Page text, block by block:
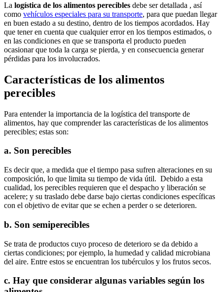
La logística de los alimentos perecibles debe ser detallada , así
como vehículos especiales para su transporte, para que puedan llegar
en buen estado a su destino, dentro de los tiempos acordados. Hay
que tener en cuenta que cualquier error en los tiempos estimados, o
en las condiciones en que se transporta el producto pueden
ocasionar que toda la carga se pierda, y en consecuencia generar
pérdidas para los involucrados.
Características de los alimentos
perecibles
Para entender la importancia de la logística del transporte de
alimentos, hay que comprender las características de los alimentos
perecibles; estas son:
a. Son perecibles
Es decir que, a medida que el tiempo pasa sufren alteraciones en su
composición, lo que limita su tiempo de vida útil. Debido a esta
cualidad, los perecibles requieren que el despacho y liberación se
acelere; y su traslado debe darse bajo ciertas condiciones específicas
con el objetivo de evitar que se echen a perder o se deterioren.
b. Son semiperecibles
Se trata de productos cuyo proceso de deterioro se da debido a
ciertas condiciones; por ejemplo, la humedad y calidad microbiana
del aire. Entre estos se encuentran los tubérculos y los frutos secos.
c. Hay que considerar algunas variables según los